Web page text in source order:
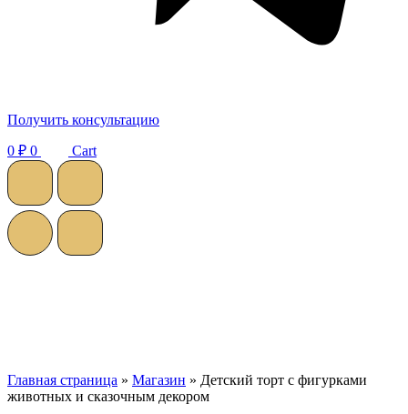
Получить консультацию
0 ₽ 0 Cart
Главная страница » Магазин » Детский торт с фигурками
животных и сказочным декором